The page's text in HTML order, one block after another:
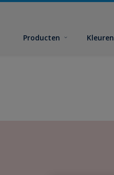
Producten Kleuren